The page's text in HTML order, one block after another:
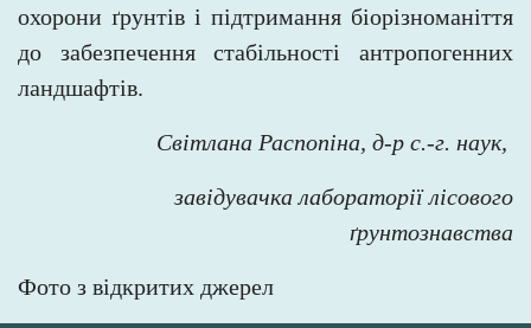
охорони ґрунтів і підтримання біорізноманіття
до
забезпечення стабільності антропогенних
ландшафтів.
Світлана Распопіна, д-р с.-г. наук,
завідувачка лабораторії лісового
ґрунтознавства
Фото з відкритих джерел